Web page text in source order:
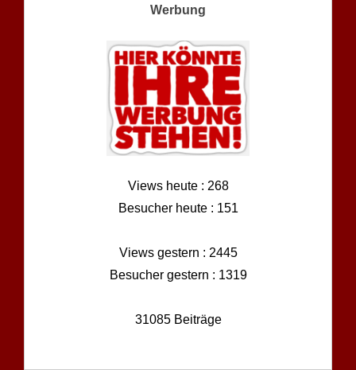
Werbung
Views heute : 268
Besucher heute : 151
Views gestern : 2445
Besucher gestern : 1319
31085 Beiträge